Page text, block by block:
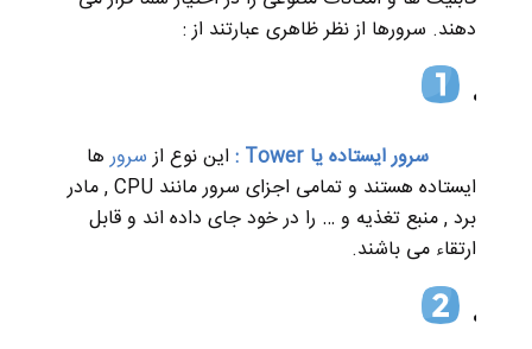
دهند. سرورها از نظر ظاهری عبارتند از :
سرور ایستاده یا Tower : این نوع ازسرورها
ایستاده هستند و تمامی اجزای سرور مانند CPU , مادر
برد , منبع تغذیه و … را در خود جای داده اند و قابل
ارتقاء می باشند.